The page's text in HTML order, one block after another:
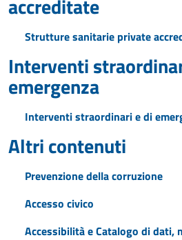
accreditate
Strutture sanitarie private
Interventi
emergenza
Interventi straordinari e di
Altri contenuti
Prevenzione della corruzione
Accesso civico
Accessibilità e Catalogo di dati,